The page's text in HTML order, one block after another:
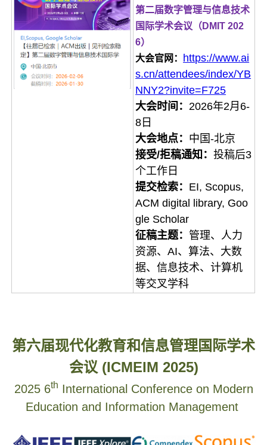
第二届数字管理与信息技术
国际学术会议（DMIT 202
6）
大会官网：
https://www.ai
s.cn/attendees/index/YB
NNY2?invite=F725
大会时间：2026年2月6-
8日
大会地点： 中国-北京
接受/拒稿通知：投稿后3
个工作日
提交检索： EI, Scopus,
ACM digital library, Goo
gle Scholar
征稿主题： 管理、人力
资源、AI、算法、大数
据、信息技术、计算机
等交叉学科
第六届现代化教育和信息管理国际学术
会议 (ICMEIM 2025)
2025 6th International Conference on Modern
Education and Information Management